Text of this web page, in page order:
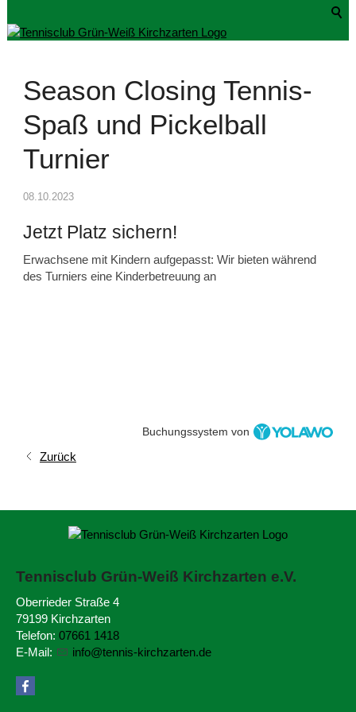
Season Closing Tennis-
Spaß und Pickelball
Turnier
08.10.2023
Jetzt Platz sichern!
Erwachsene mit Kindern aufgepasst: Wir bieten während
des Turniers eine Kinderbetreuung an
Buchungssystem von
Zurück
Tennisclub Grün-Weiß Kirchzarten e.V.
Oberrieder Straße 4
79199 Kirchzarten
Telefon: 07661 1418
E-Mail:
nf t nns-k rchz rt n d